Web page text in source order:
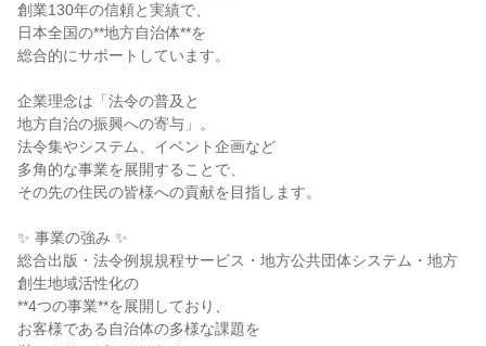
創業130年の信頼と実績で、
日本全国の**地方自治体**を
総合的にサポートしています。
企業理念は「法令の普及と
地方自治の振興への寄与」。
法令集やシステム、イベント企画など
多角的な事業を展開することで、
その先の住民の皆様への貢献を目指します。
✨ 事業の強み ✨
総合出版・法令例規規程サービス・地方公共団体システム・地方
創生地域活性化の
**4つの事業**を展開しており、
お客様である自治体の多様な課題を